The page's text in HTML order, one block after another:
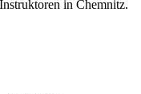
in Chemnitz.